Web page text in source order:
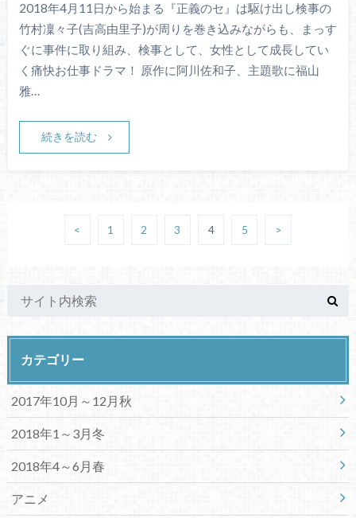
2018年4月11日から始まる『正義のセ』は駆け出し検事の
竹村凜々子(吉高由里子)が周りを巻き込みながらも、まっす
ぐに事件に取り組み、検事として、女性として成長してい
く痛快お仕事ドラマ！ 原作に阿川佐和子、主題歌に福山
雅…
続きを読む
< 1 2 3 4 5 >
カテゴリー
2017年10月～12月秋
2018年1～3月冬
2018年4～6月春
アニメ